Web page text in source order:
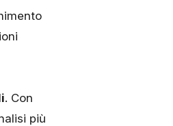
. Con
più